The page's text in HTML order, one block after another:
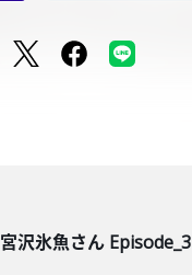
宮沢氷魚さん Episode_3